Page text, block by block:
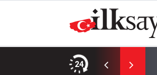
24
YENİLENMESİ İŞLERİ